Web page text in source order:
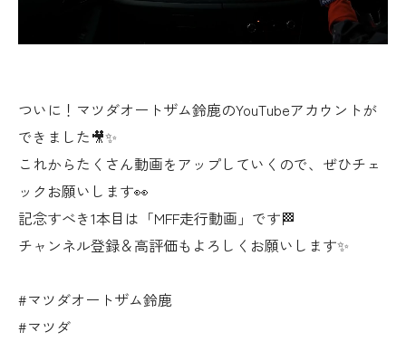
ついに！マツダオートザム鈴鹿のYouTubeアカウントが
できました🎥✨
これからたくさん動画をアップしていくので、ぜひチェ
ックお願いします👀
記念すべき1本目は「MFF走行動画」です🏁
チャンネル登録＆高評価もよろしくお願いします✨
#マツダオートザム鈴鹿
#マツダ